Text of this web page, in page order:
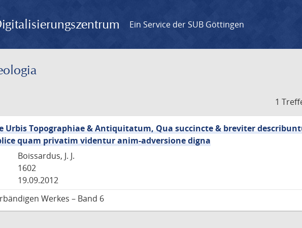
Ein Service der SUB Göttingen
1
Urbis Topographiae & Antiquitatum, Qua succincte & breviter
quam privatim videntur anim-adversione digna
Boissardus, J. J.
1602
19.09.2012
Werkes – Band 6